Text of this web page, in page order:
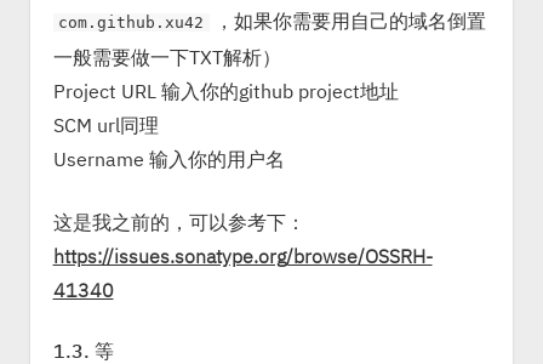
com.github.xu42
，如果你需要用自己的域名倒置
一般需要做一下TXT解析）
Project URL 输入你的github project地址
SCM url同理
Username 输入你的用户名
这是我之前的，可以参考下：
https://issues.sonatype.org/browse/OSSRH-
41340
1.3. 等